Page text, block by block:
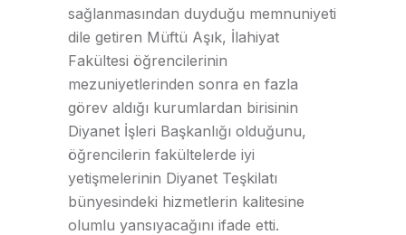
sağlanmasından duyduğu memnuniyeti
dile getiren Müftü Aşık, İlahiyat
Fakültesi öğrencilerinin
mezuniyetlerinden sonra en fazla
görev aldığı kurumlardan birisinin
Diyanet İşleri Başkanlığı olduğunu,
öğrencilerin fakültelerde iyi
yetişmelerinin Diyanet Teşkilatı
bünyesindeki hizmetlerin kalitesine
olumlu yansıyacağını ifade etti.